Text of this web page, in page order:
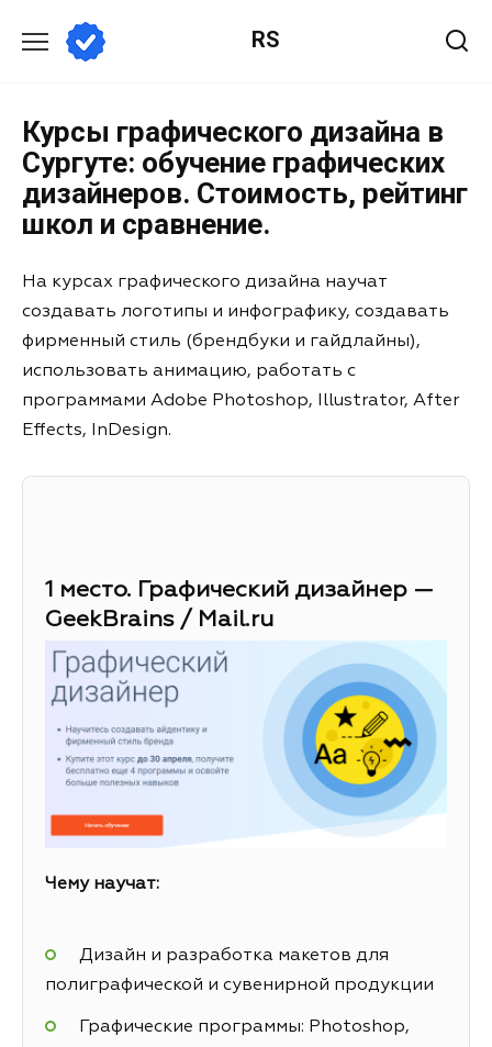
RS
Курсы графического дизайна в
Сургуте: обучение графических
дизайнеров. Стоимость, рейтинг
школ и сравнение.
На курсах графического дизайна научат
создавать логотипы и инфографику, создавать
фирменный стиль (брендбуки и гайдлайны),
использовать анимацию, работать с
программами Adobe Photoshop, Illustrator, After
Effects, InDesign.
1 место. Графический дизайнер —
GeekBrains / Mail.ru
Чему научат:
Дизайн и разработка макетов для
полиграфической и сувенирной продукции
Графические программы: Photoshop,